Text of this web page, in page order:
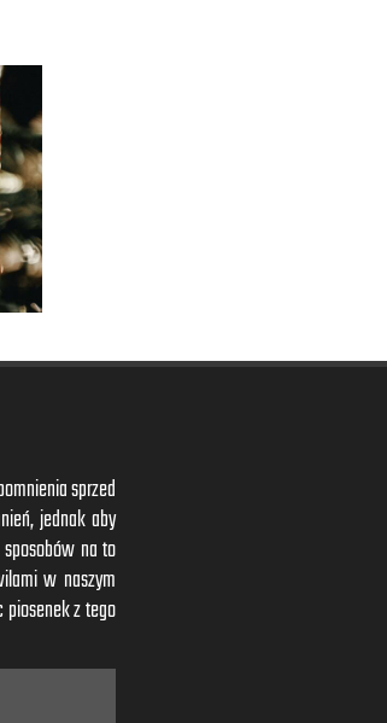
sprzed
jednak aby
na to
w naszym
z tego